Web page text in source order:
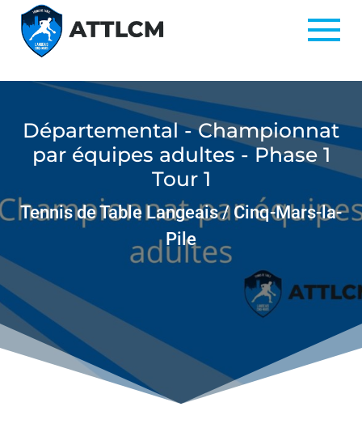
Départemental - Championnat
par équipes adultes - Phase 1
Tour 1
Tennis de Table Langeais / Cinq-Mars-la-
Pile